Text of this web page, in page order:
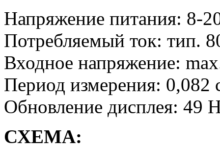
Напряжение питания: 8-
Потребляемый ток: тип.
Входное напряжение:
Период измерения: 0,082
Обновление дисплея: 49
СХЕМА: